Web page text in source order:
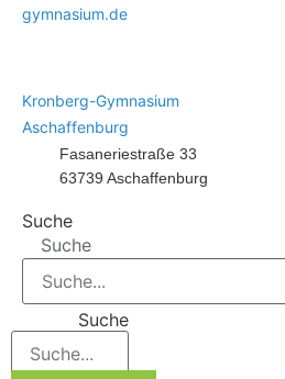
gymnasium.de
Kronberg-Gymnasium
Aschaffenburg
Fasaneriestraße 33
63739 Aschaffenburg
Suche
Suche
Suche